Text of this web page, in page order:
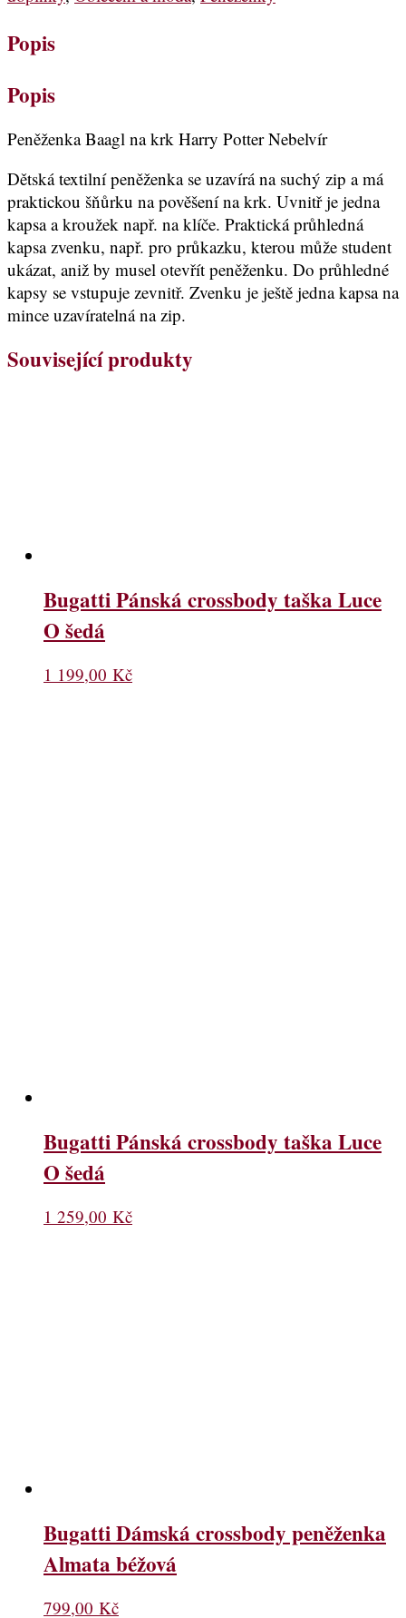
Popis
Popis
Peněženka Baagl na krk Harry Potter Nebelvír
Dětská textilní peněženka se uzavírá na suchý zip a má
praktickou šňůrku na pověšení na krk. Uvnitř je jedna
kapsa a kroužek např. na klíče. Praktická průhledná
kapsa zvenku, např. pro průkazku, kterou může student
ukázat, aniž by musel otevřít peněženku. Do průhledné
kapsy se vstupuje zevnitř. Zvenku je ještě jedna kapsa na
mince uzavíratelná na zip.
Související produkty
Bugatti Pánská crossbody taška Luce
O šedá
1 199,00 Kč
Bugatti Pánská crossbody taška Luce
O šedá
1 259,00 Kč
Bugatti Dámská crossbody peněženka
Almata béžová
799,00 Kč